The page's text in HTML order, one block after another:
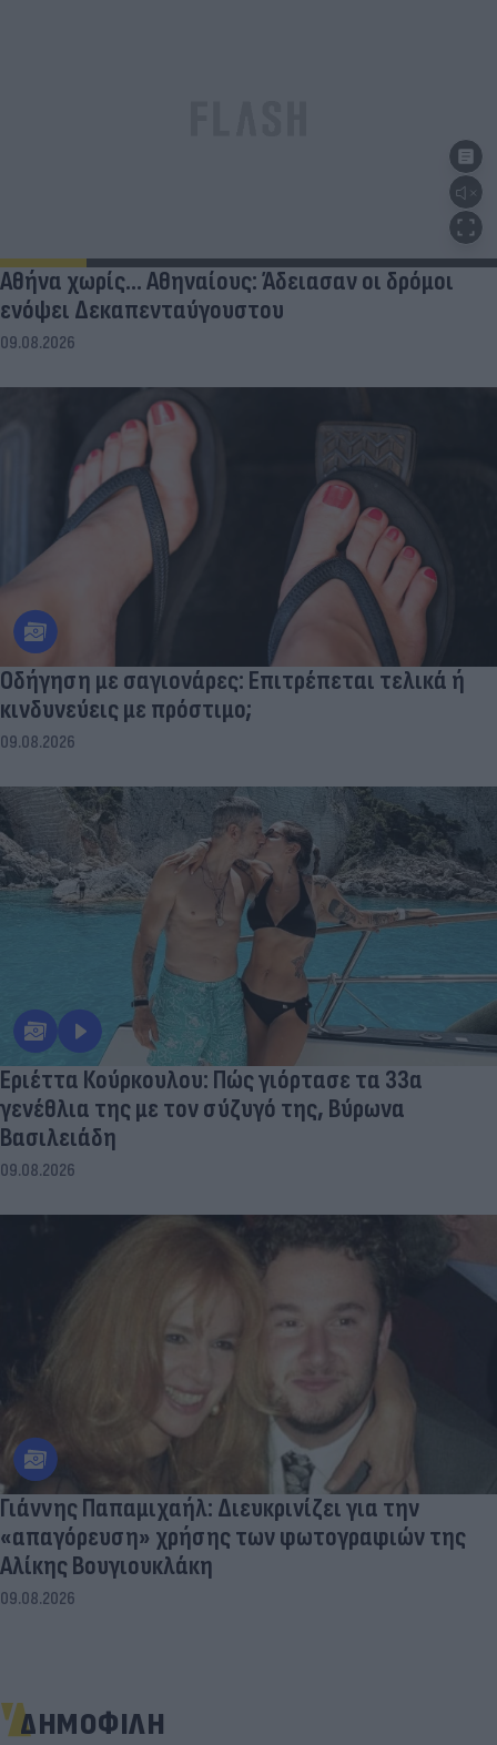
Αθήνα χωρίς… Αθηναίους: Άδειασαν οι δρόμοι
ενόψει Δεκαπενταύγουστου
09.08.2026
Οδήγηση με σαγιονάρες: Επιτρέπεται τελικά ή
κινδυνεύεις με πρόστιμο;
09.08.2026
Εριέττα Κούρκουλου: Πώς γιόρτασε τα 33α
γενέθλια της με τον σύζυγό της, Βύρωνα
Βασιλειάδη
09.08.2026
Γιάννης Παπαμιχαήλ: Διευκρινίζει για την
«απαγόρευση» χρήσης των φωτογραφιών της
Αλίκης Βουγιουκλάκη
09.08.2026
ΔΗΜΟΦΙΛΗ